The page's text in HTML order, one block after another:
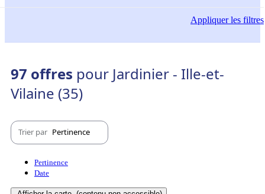
Appliquerles filtres
97 offres pour Jardinier - Ille-et-
Vilaine (35)
Trier par Pertinence
Pertinence
Date